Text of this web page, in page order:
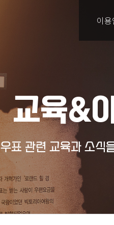
이
교육&
우표 관련 교육과 소식